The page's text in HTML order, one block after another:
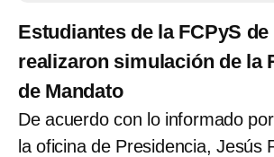
Estudiantes de la FCPyS de
realizaron simulación de la
de Mandato
De acuerdo con lo informado
la oficina de Presidencia, Jesús